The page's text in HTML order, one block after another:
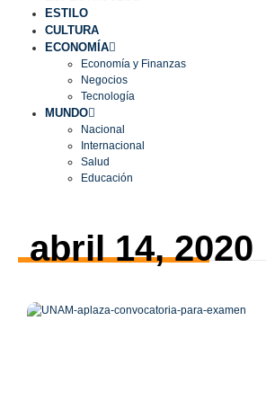
ESTILO
CULTURA
ECONOMÍA
Economía y Finanzas
Negocios
Tecnología
MUNDO
Nacional
Internacional
Salud
Educación
abril 14, 2020